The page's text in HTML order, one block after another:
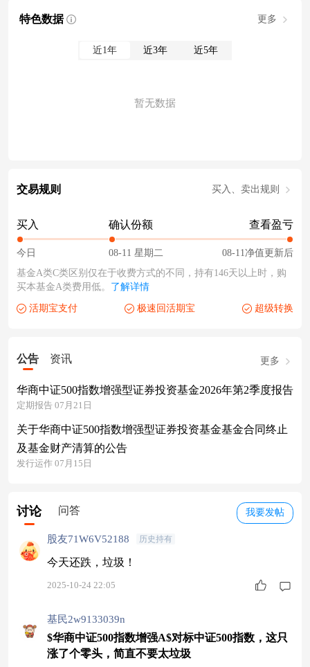
特色数据 更多
近1年 近3年 近5年
暂无数据
交易规则 买入、卖出规则
买入
今日
确认份额
08-11 星期二
查看盈亏
08-11净值更新后
基金A类C类区别仅在于收费方式的不同，持有146天以上时，购
买本基金A类费用低。 了解详情
活期宝支付 极速回活期宝 超级转换
公告 资讯 更多
华商中证500指数增强型证券投资基金2026年第2季度报告
定期报告 07月21日
关于华商中证500指数增强型证券投资基金基金合同终止
及基金财产清算的公告
发行运作 07月15日
我要发帖
讨论 问答
股友71W6V52188 历史持有
今天还跌，垃圾！
2025-10-24 22:05
基民2w9133039n
$华商中证500指数增强A$对标中证500指数，这只
涨了个零头，简直不要太垃圾